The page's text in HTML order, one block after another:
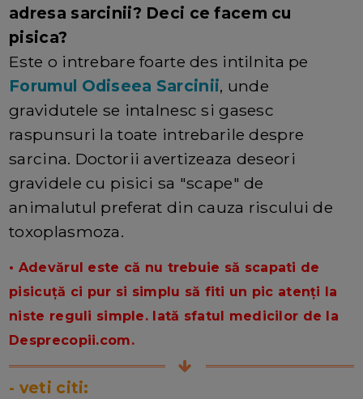
adresa sarcinii? Deci ce facem cu
pisica?
Este o intrebare foarte des intilnita pe
Forumul Odiseea Sarcinii, unde
gravidutele se intalnesc si gasesc
raspunsuri la toate intrebarile despre
sarcina. Doctorii avertizeaza deseori
gravidele cu pisici sa "scape" de
animalutul preferat din cauza riscului de
toxoplasmoza.
• Adevărul este că nu trebuie să scapati de
pisicuță ci pur si simplu să fiti un pic atenți la
niste reguli simple. Iată sfatul medicilor de la
Desprecopii.com.
- veti citi: